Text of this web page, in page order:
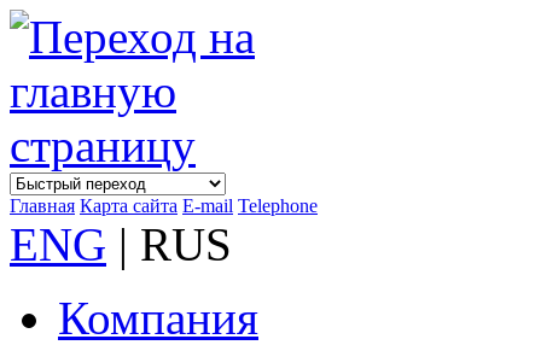
Главная Карта сайта E-mail Telephone
ENG | RUS
Компания